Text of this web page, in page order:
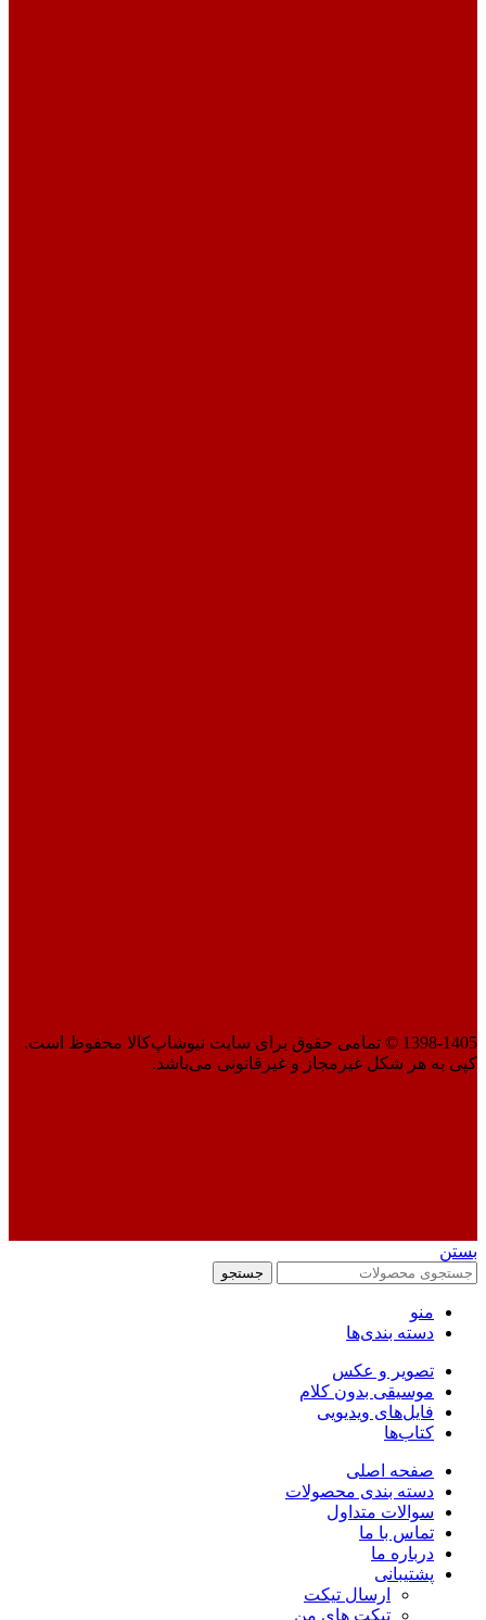
1398-1405 © تمامی حقوق برای سایت نیوشاپ‌کالا محفوظ است.
کپی به هر شکل غیرمجاز و غیرقانونی می‌باشد.
بستن
جستجو
منو
دسته بندی‌ها
تصویر و عکس
موسیقی بدون کلام
فایل‌های ویدیویی
کتاب‌ها
صفحه اصلی
دسته بندی محصولات
سوالات متداول
تماس با ما
درباره ما
پشتیبانی
ارسال تیکت
تیکت های من